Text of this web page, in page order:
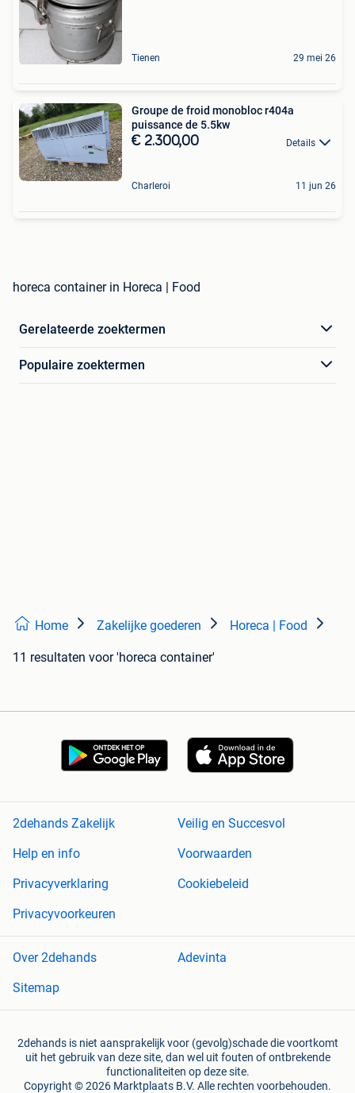
Tienen 29 mei 26
Groupe de froid monobloc r404a
puissance de 5.5kw
€ 2.300,00 Details
Charleroi 11 jun 26
horeca container in Horeca | Food
Gerelateerde zoektermen
Populaire zoektermen
Home Zakelijke goederen Horeca | Food
11 resultaten voor 'horeca container'
2dehands Zakelijk
Veilig en Succesvol
Help en info
Voorwaarden
Privacyverklaring
Cookiebeleid
Privacyvoorkeuren
Over 2dehands
Adevinta
Sitemap
2dehands is niet aansprakelijk voor (gevolg)schade die voortkomt
uit het gebruik van deze site, dan wel uit fouten of ontbrekende
functionaliteiten op deze site.
Copyright © 2026 Marktplaats B.V. Alle rechten voorbehouden.